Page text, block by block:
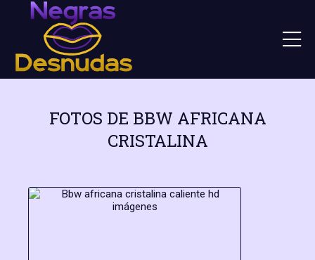
FOTOS DE BBW AFRICANA
CRISTALINA